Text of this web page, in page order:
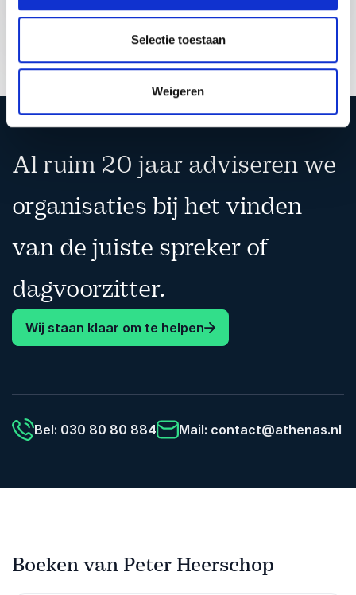
Selectie toestaan
Weigeren
Al ruim 20 jaar adviseren we
organisaties bij het vinden
van de juiste spreker of
dagvoorzitter.
Wij staan klaar om te helpen
Bel: 030 80 80 884 Mail: contact@athenas.nl
Boeken van Peter Heerschop